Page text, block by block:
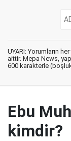
UYARI: Yorumların
aittir. Mepa News,
600 karakterle
Ebu
kimdir?